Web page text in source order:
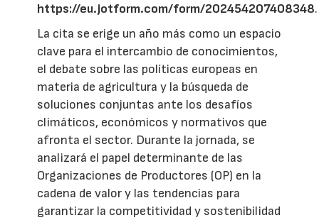
https://eu.jotform.com/form/202454207408348.
La cita se erige un año más como un espacio
clave para el intercambio de conocimientos,
el debate sobre las políticas europeas en
materia de agricultura y la búsqueda de
soluciones conjuntas ante los desafíos
climáticos, económicos y normativos que
afronta el sector. Durante la jornada, se
analizará el papel determinante de las
Organizaciones de Productores (OP) en la
cadena de valor y las tendencias para
garantizar la competitividad y sostenibilidad